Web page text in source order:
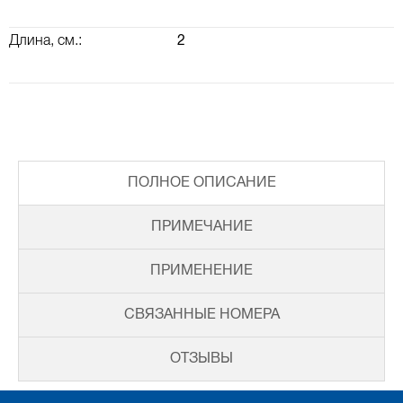
Длина, см.: 2
ПОЛНОЕ ОПИСАНИЕ
ПРИМЕЧАНИЕ
ПРИМЕНЕНИЕ
СВЯЗАННЫЕ НОМЕРА
ОТЗЫВЫ